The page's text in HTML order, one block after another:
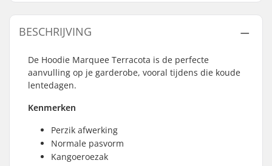
BESCHRIJVING
De Hoodie Marquee Terracota is de perfecte
aanvulling op je garderobe, vooral tijdens die koude
lentedagen.
Kenmerken
Perzik afwerking
Normale pasvorm
Kangoeroezak